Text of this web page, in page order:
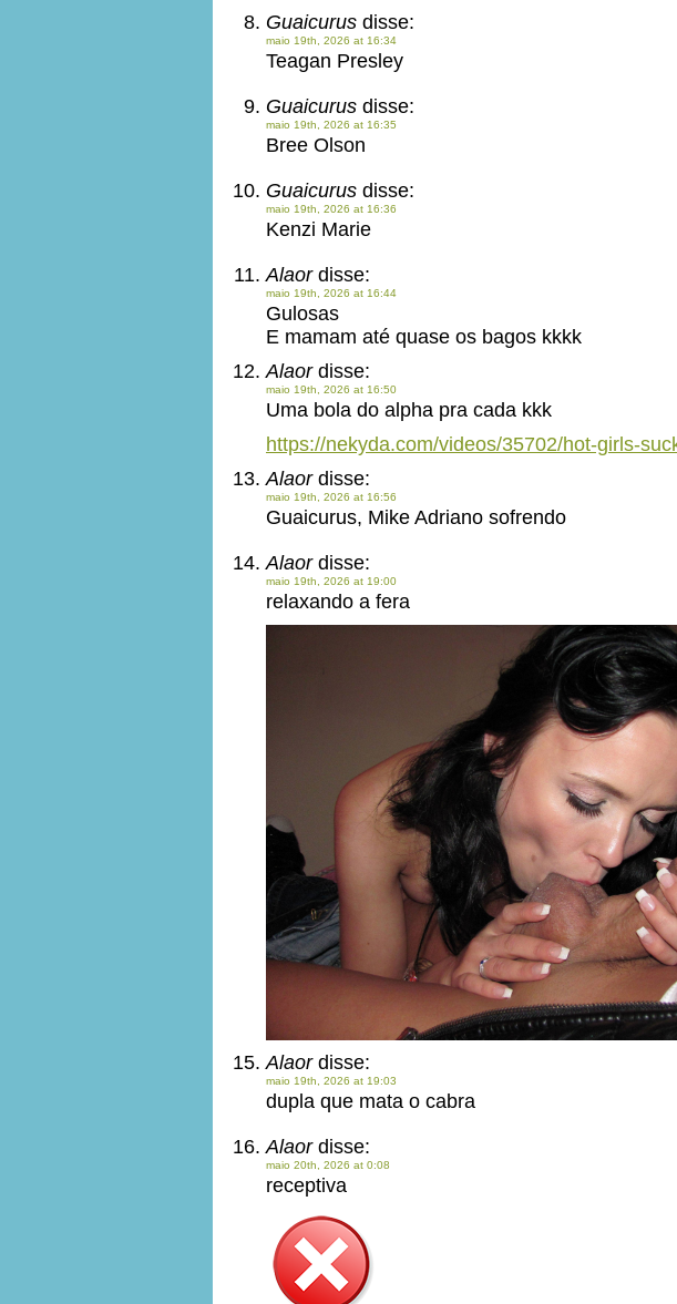
Guaicurus disse:
maio 19th, 2026 at 16:34
Teagan Presley
Guaicurus disse:
maio 19th, 2026 at 16:35
Bree Olson
Guaicurus disse:
maio 19th, 2026 at 16:36
Kenzi Marie
Alaordisse:
maio 19th, 2026 at 16:44
Gulosas
E mamam até quase os bagos kkkk
Alaordisse:
maio 19th, 2026 at 16:50
Uma bola do alpha pra cada kkk
https://nekyda.com/videos/35702/hot-girls-
Alaordisse:
maio 19th, 2026 at 16:56
Guaicurus, Mike Adriano sofrendo
Alaordisse:
maio 19th, 2026 at 19:00
relaxando a fera
Alaordisse:
maio 19th, 2026 at 19:03
dupla que mata o cabra
Alaordisse:
maio 20th, 2026 at 0:08
receptiva